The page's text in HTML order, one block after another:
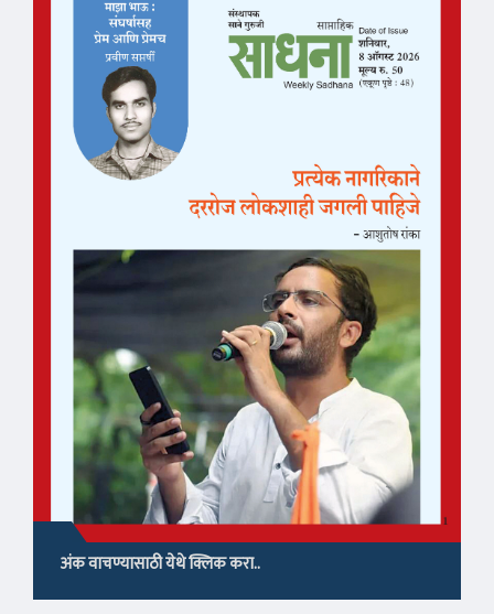
अंक वाचण्यासाठी येथे क्लिक करा..